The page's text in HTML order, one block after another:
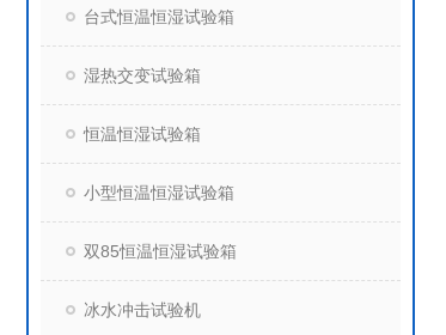
台式恒温恒湿试验箱
湿热交变试验箱
恒温恒湿试验箱
小型恒温恒湿试验箱
双85恒温恒湿试验箱
冰水冲击试验机